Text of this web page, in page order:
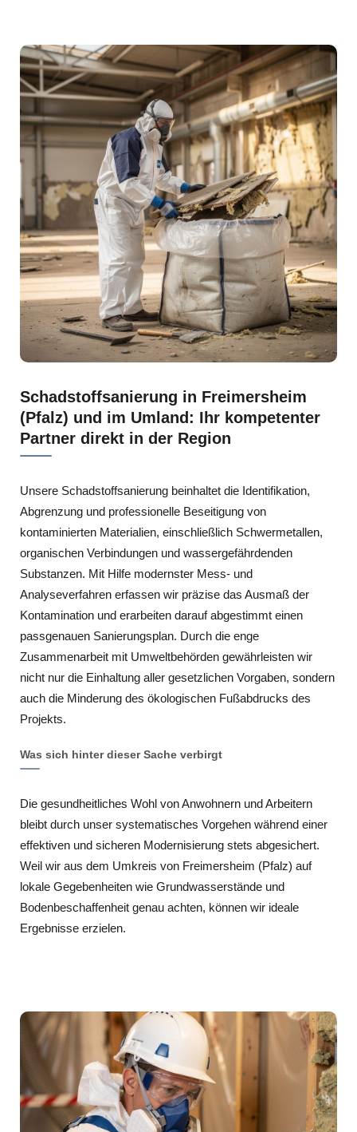
Schadstoffsanierung in Freimersheim
(Pfalz) und im Umland: Ihr kompetenter
Partner direkt in der Region
Unsere Schadstoffsanierung beinhaltet die Identifikation,
Abgrenzung und professionelle Beseitigung von
kontaminierten Materialien, einschließlich Schwermetallen,
organischen Verbindungen und wassergefährdenden
Substanzen. Mit Hilfe modernster Mess- und
Analyseverfahren erfassen wir präzise das Ausmaß der
Kontamination und erarbeiten darauf abgestimmt einen
passgenauen Sanierungsplan. Durch die enge
Zusammenarbeit mit Umweltbehörden gewährleisten wir
nicht nur die Einhaltung aller gesetzlichen Vorgaben, sondern
auch die Minderung des ökologischen Fußabdrucks des
Projekts.
Was sich hinter dieser Sache verbirgt
Die gesundheitliches Wohl von Anwohnern und Arbeitern
bleibt durch unser systematisches Vorgehen während einer
effektiven und sicheren Modernisierung stets abgesichert.
Weil wir aus dem Umkreis von Freimersheim (Pfalz) auf
lokale Gegebenheiten wie Grundwasserstände und
Bodenbeschaffenheit genau achten, können wir ideale
Ergebnisse erzielen.